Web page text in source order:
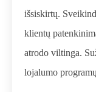
išsiskirtų.
klientų
atrodo viltinga.
lojalumo